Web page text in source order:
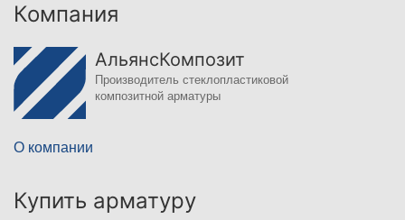
Компания
АльянсКомпозит
Производитель стеклопластиковой
композитной арматуры
О компании
Купить арматуру